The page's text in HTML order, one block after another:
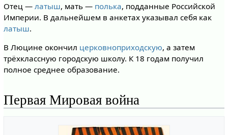
Отец — латыш, мать — полька, подданные Российской
Империи. В дальнейшем в анкетах указывал себя как
латыш.
В Люцине окончил церковноприходскую, а затем
трёхклассную городскую школу. К 18 годам получил
полное среднее образование.
Первая Мировая война